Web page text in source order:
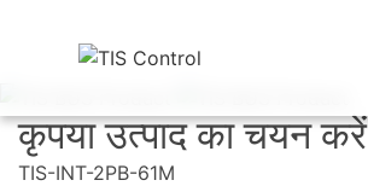
कृपया उत्पाद का चयन करें
TIS-INT-2PB-61M